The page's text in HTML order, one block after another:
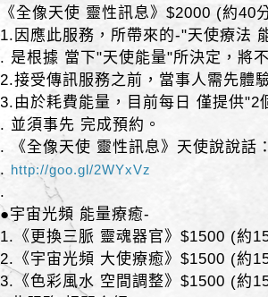
《全像天使 靈性訊息》$2000 (約40
1.因應此服務，所帶來的-"天使療法
. 是根據 當下"天使能量"所決定，將
2.接受傳訊服務之前，當事人需先體
3.由於耗費能量，目前每日 僅提供"2
. 並須事先 完成預約。
. 《全像天使 靈性訊息》天使說說話
. http://goo.gl/2WYxVz
.
●宇宙光頻 能量療癒-
1.《更換三脈 靈魂器官》$1500 (約
2.《宇宙光頻 大使療癒》$1500 (約
3.《色彩風水 空間調整》$1500 (約